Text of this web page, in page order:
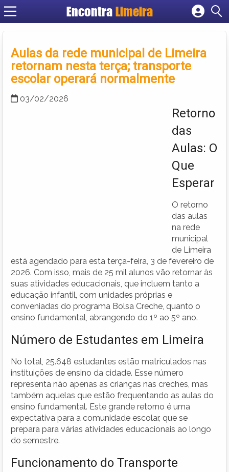
Encontra Limeira
Cadastrar empresa
Criar conta
Aulas da rede municipal de Limeira
retornam nesta terça; transporte
escolar operará normalmente
03/02/2026
Retorno
das
Aulas: O
Que
Esperar
O retorno
das aulas
na rede
municipal
de Limeira
está agendado para esta terça-feira, 3 de fevereiro de
2026. Com isso, mais de 25 mil alunos vão retornar às
suas atividades educacionais, que incluem tanto a
educação infantil, com unidades próprias e
conveniadas do programa Bolsa Creche, quanto o
ensino fundamental, abrangendo do 1º ao 5º ano.
Número de Estudantes em Limeira
No total, 25.648 estudantes estão matriculados nas
instituições de ensino da cidade. Esse número
representa não apenas as crianças nas creches, mas
também aquelas que estão frequentando as aulas do
ensino fundamental. Este grande retorno é uma
expectativa para a comunidade escolar, que se
prepara para várias atividades educacionais ao longo
do semestre.
Funcionamento do Transporte